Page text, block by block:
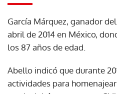
García Márquez, ganador
abril de 2014 en México,
los 87 años de edad.
Abello indicó que durante
actividades para